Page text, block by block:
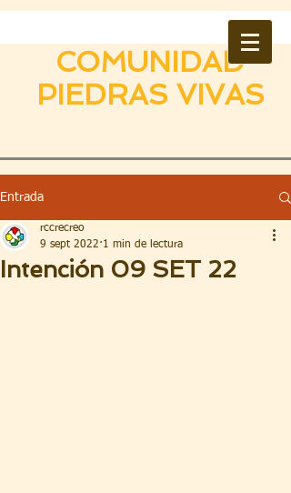
COMUNIDAD
PIEDRAS VIVAS
Entrada
Intención 09 SET 22
rccrecreo
9 sept 2022 1 min de lectura